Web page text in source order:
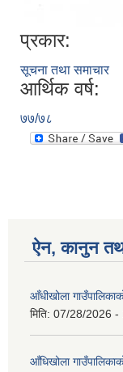
प्रकार:
सूचना तथा समाचार
आर्थिक वर्ष:
७७/७८
ऐन, कानुन
आँधीखोला
मिति: 07/28/2026 -
आँधिखोला